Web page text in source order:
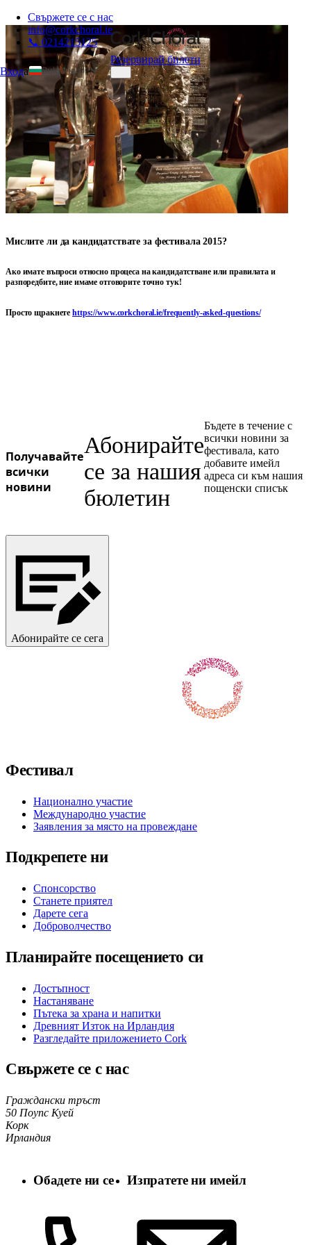
Свържете се с нас
info@corkchoral.ie
📞 0214215125
Входа
Bulgarian
English
Czech
Danish
German
Greek
Spanish
Estonian
Hungarian
Italian
Polish
Portuguese
Резервирай билети
Мислите ли да кандидатствате за фестивала 2015?
Ако имате въпроси относно процеса на кандидатстване или правилата и
разпоредбите, ние имаме отговорите точно тук!
Просто щракнетеhttps://www.corkchoral.ie/frequently-asked-questions/
Получавайте
всички
новини
Абонирайте
се за нашия
бюлетин
Бъдете в течение с
всички новини за
фестивала, като
добавите имейл
адреса си към нашия
пощенски списък
Абонирайте се сега
Фестивал
Национално участие
Международно участие
Заявления за място на провеждане
Подкрепете ни
Спонсорство
Станете приятел
Дарете сега
Доброволчество
Планирайте посещението си
Достъпност
Настаняване
Пътека за храна и напитки
Древният Изток на Ирландия
Разгледайте приложението Cork
Свържете се с нас
Граждански тръст
50 Поупс Куей
Корк
Ирландия
Обадете ни се Изпратете ни имейл